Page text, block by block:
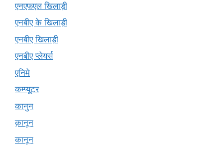
एनएफएल खिलाड़ी
एनबीए के खिलाड़ी
एनबीए खिलाड़ी
एनबीए प्लेयर्स
एनिमे
कम्प्यूटर
कानुन
क़ानून
कानून